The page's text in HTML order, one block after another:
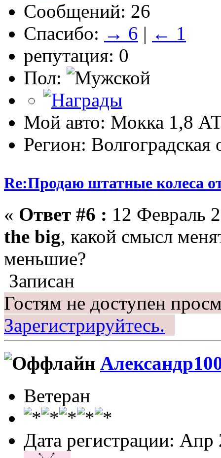
Сообщений: 26
Спасибо: → 6 | ← 1
репутация: 0
Пол:
Мой авто: Мокка 1,8
Регион: Волгоградская
Re:Продаю штатные колеса
« Ответ #6 : 12 Февраль
the big, какой смысл
меньшие?
Записан
Гостям не доступен
Зарегистрируйтесь.
Ветеран
Дата регистрации: Апр